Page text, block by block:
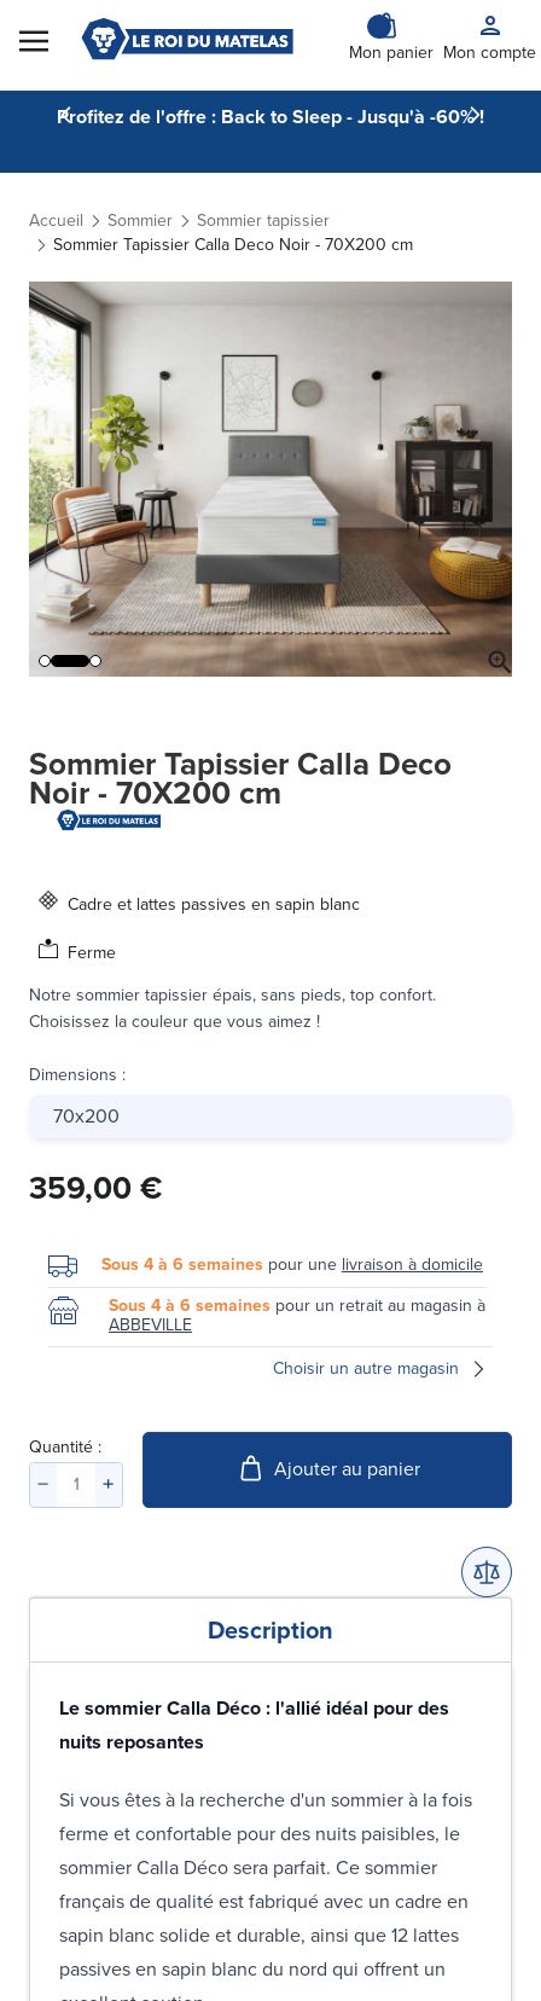
Skip to Content
Mon panier Mon compte
Profitez de l'offre : Back to Sleep - Jusqu'à -60% !
Accueil Sommier
Sommier tapissier
Sommier Tapissier Calla Deco Noir - 70X200 cm
Sommier Tapissier Calla Deco
Noir - 70X200 cm
Cadre et lattes passives en sapin blanc
Ferme
Notre sommier tapissier épais, sans pieds, top confort.
Choisissez la couleur que vous aimez !
Dimensions :
70x200
359,00 €
Sous 4 à 6 semaines pour une livraison à domicile
Sous 4 à 6 semaines pour un retrait au magasin à
ABBEVILLE
Choisir un autre magasin
Quantité :
Ajouter au panier
Description
Le sommier Calla Déco : l'allié idéal pour des
nuits reposantes
Si vous êtes à la recherche d'un sommier à la fois
ferme et confortable pour des nuits paisibles, le
sommier Calla Déco sera parfait. Ce sommier
français de qualité est fabriqué avec un cadre en
sapin blanc solide et durable, ainsi que 12 lattes
passives en sapin blanc du nord qui offrent un